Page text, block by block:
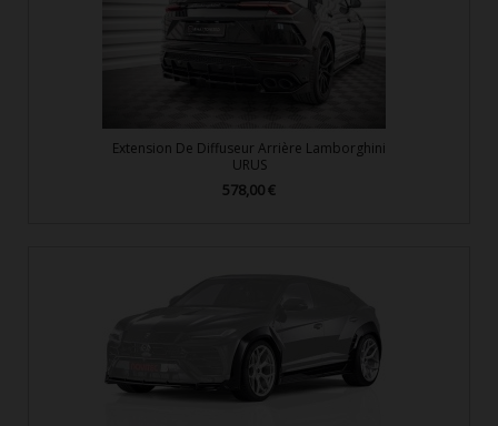
Extension De Diffuseur Arrière Lamborghini
URUS
Prix
578,00 €